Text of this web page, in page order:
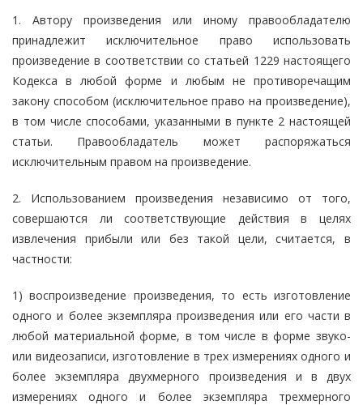
1. Автору произведения или иному правообладателю
принадлежит исключительное право использовать
произведение в соответствии со статьей 1229 настоящего
Кодекса в любой форме и любым не противоречащим
закону способом (исключительное право на произведение),
в том числе способами, указанными в пункте 2 настоящей
статьи. Правообладатель может распоряжаться
исключительным правом на произведение.
2. Использованием произведения независимо от того,
совершаются ли соответствующие действия в целях
извлечения прибыли или без такой цели, считается, в
частности:
1) воспроизведение произведения, то есть изготовление
одного и более экземпляра произведения или его части в
любой материальной форме, в том числе в форме звуко-
или видеозаписи, изготовление в трех измерениях одного и
более экземпляра двухмерного произведения и в двух
измерениях одного и более экземпляра трехмерного